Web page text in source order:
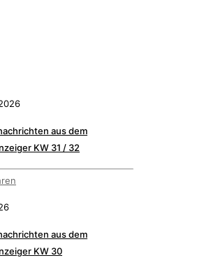
aus dem
KW 31 / 32
aus dem
KW 30